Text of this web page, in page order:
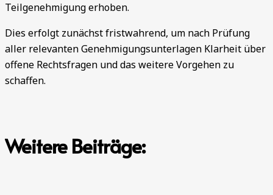
Teilgenehmigung erhoben.
Dies erfolgt zunächst fristwahrend, um nach Prüfung
aller relevanten Genehmigungsunterlagen Klarheit über
offene Rechtsfragen und das weitere Vorgehen zu
schaffen.
Weitere Beiträge: